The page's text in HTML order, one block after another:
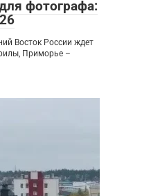
фотографа:
Восток России ждет
Приморье –